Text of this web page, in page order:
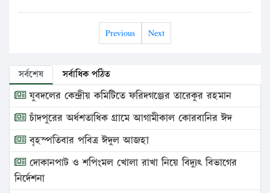
Previous Next
সর্বশেষ সর্বাধিক পঠিত
যুবদলের কেন্দ্রীয় কমিটিতে ফরিদগঞ্জের তারেকুর রহমান
চাঁদপুরের অর্ধশতাধিক গ্রামে আগামীকাল কোরবানির ঈদ
বৃহস্পতিবার পবিত্র ঈদুল আজহা
দোকানপাট ও শপিংমল খোলা রাখা নিয়ে বিদ্যুৎ বিভাগের
নির্দেশনা